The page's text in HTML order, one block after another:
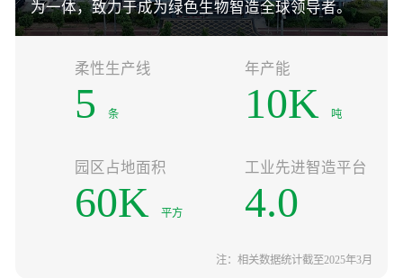
为一体，致力于成为绿色生物智造全球领导者。
柔性生产线
5 条
年产能
10K 吨
园区占地面积
60K 平方
工业先进智造平台
4.0
注：相关数据统计截至2025年3月